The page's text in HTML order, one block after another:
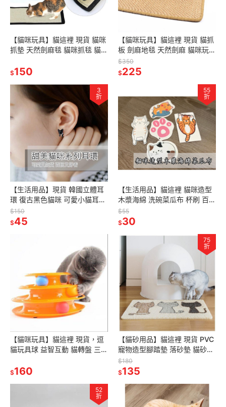
【貓咪玩具】貓這裡 現貨 貓咪
抓墊 天然劍麻毯 貓咪抓毯 貓咪
$150
【貓咪玩具】貓這裡 現貨 貓抓
板 劍麻地毯 天然劍麻 貓咪玩具
磨爪墊 貓抓墊
$350
$225
3
折
【生活用品】現貨 韓國立體耳
環 復古黑色貓咪 可愛小貓耳飾
耳環 多款式 韓國 Ins網紅 貓咪
系列 韓系耳釘
$150
$45
55
折
【生活用品】貓這裡 貓咪造型
木漿海綿 洗碗菜瓜布 杯刷 百潔
布 洗碗棉 木漿綿
$55
$30
【貓咪玩具】貓這裡 現貨，逗
貓玩具球 益智互動 貓轉盤 三層
$160
75
折
【貓砂用品】貓這裡 現貨 PVC
寵物造型腳踏墊 落砂墊 貓砂墊
落砂墊 寵物餐墊 腳踏墊 貓砂
$180
$135
52
折